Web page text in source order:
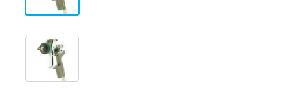
View larger image